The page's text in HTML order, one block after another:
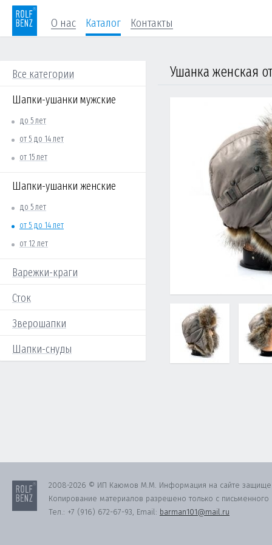
О нас Каталог Контакты
Все категории
Шапки-ушанки мужские
до 5 лет
от 5 до 14 лет
от 15 лет
Шапки-ушанки женские
до 5 лет
от 5 до 14 лет
от 12 лет
Варежки-краги
Сток
Зверошапки
Шапки-снуды
2008-2026 © ИП Каюмов М.М. Информация на сайте
Копирование материалов разрешено только с письменного
Тел.: +7 (916) 672-67-93, Email: barman101@mail.ru